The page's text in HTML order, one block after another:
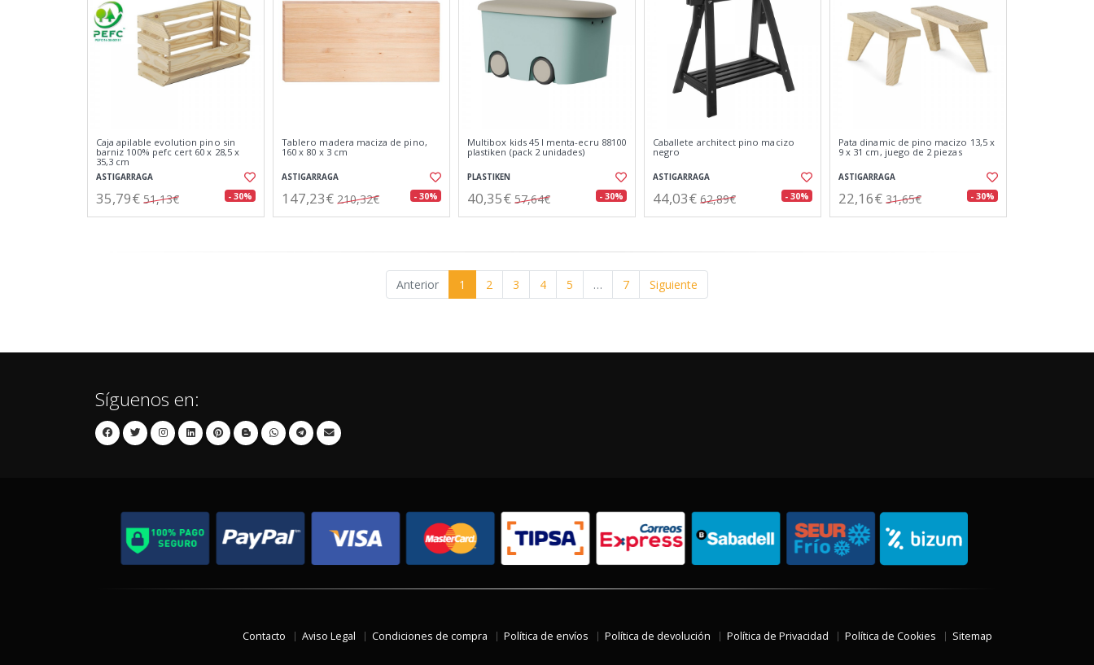
Caja apilable evolution pino sin
barniz 100% pefc cert 60 x 28,5 x
35,3 cm
ASTIGARRAGA
35,79€ 51,13€ - 30%
Tablero madera maciza de pino,
160 x 80 x 3 cm
ASTIGARRAGA
147,23€ 210,32€ - 30%
Multibox kids 45 l menta-ecru 88100
plastiken (pack 2 unidades)
PLASTIKEN
40,35€ 57,64€ - 30%
Caballete architect pino macizo
negro
ASTIGARRAGA
44,03€ 62,89€ - 30%
Pata dinamic de pino macizo 13,5 x
9 x 31 cm, juego de 2 piezas
ASTIGARRAGA
22,16€ 31,65€ - 30%
Anterior 1 2 3 4 5 … 7 Siguiente
Síguenos en:
Contacto Aviso Legal Condiciones de compra Política de envíos Política de devolución Política de Privacidad Política de Cookies Sitemap